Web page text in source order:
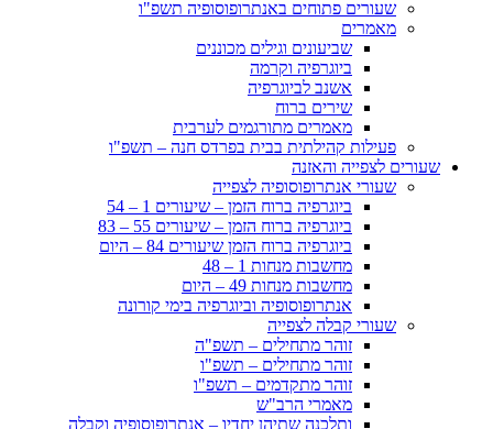
שעורים פתוחים באנתרופוסופיה תשפ"ו
מאמרים
שביעונים וגילים מכוננים
ביוגרפיה וקרמה
אשנב לביוגרפיה
שירים ברוח
מאמרים מתורגמים לערבית
פעילות קהילתית בבית בפרדס חנה – תשפ"ו
שעורים לצפייה והאזנה
שעורי אנתרופוסופיה לצפייה
ביוגרפיה ברוח הזמן – שיעורים 1 – 54
ביוגרפיה ברוח הזמן – שיעורים 55 – 83
ביוגרפיה ברוח הזמן שיעורים 84 – היום
מחשבות מנחות 1 – 48
מחשבות מנחות 49 – היום
אנתרופוסופיה וביוגרפיה בימי קורונה
שעורי קבלה לצפייה
זוהר מתחילים – תשפ"ה
זוהר מתחילים – תשפ"ו
זוהר מתקדמים – תשפ"ו
מאמרי הרב"ש
ותלכנה שתיהן יחדיו – אנתרופוסופיה וקבלה